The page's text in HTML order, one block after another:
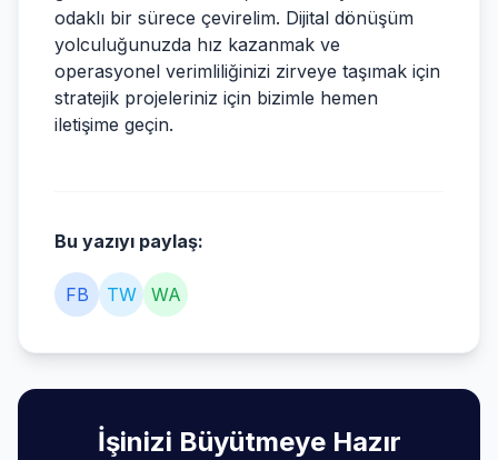
odaklı bir sürece çevirelim. Dijital dönüşüm
yolculuğunuzda hız kazanmak ve
operasyonel verimliliğinizi zirveye taşımak için
stratejik projeleriniz için bizimle hemen
iletişime geçin.
Bu yazıyı paylaş:
FB TW WA
İşinizi Büyütmeye Hazır